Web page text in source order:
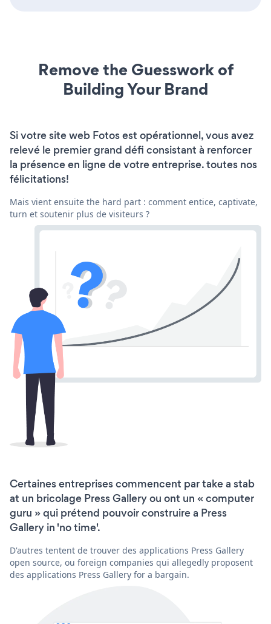
Remove the Guesswork of
Building Your Brand
Si votre site web Fotos est opérationnel, vous avez
relevé le premier grand défi consistant à renforcer
la présence en ligne de votre entreprise. toutes nos
félicitations!
Mais vient ensuite the hard part : comment entice, captivate,
turn et soutenir plus de visiteurs ?
Certaines entreprises commencent par take a stab
at un bricolage Press Gallery ou ont un « computer
guru » qui prétend pouvoir construire a Press
Gallery in 'no time'.
D'autres tentent de trouver des applications Press Gallery
open source, ou foreign companies qui allegedly proposent
des applications Press Gallery for a bargain.